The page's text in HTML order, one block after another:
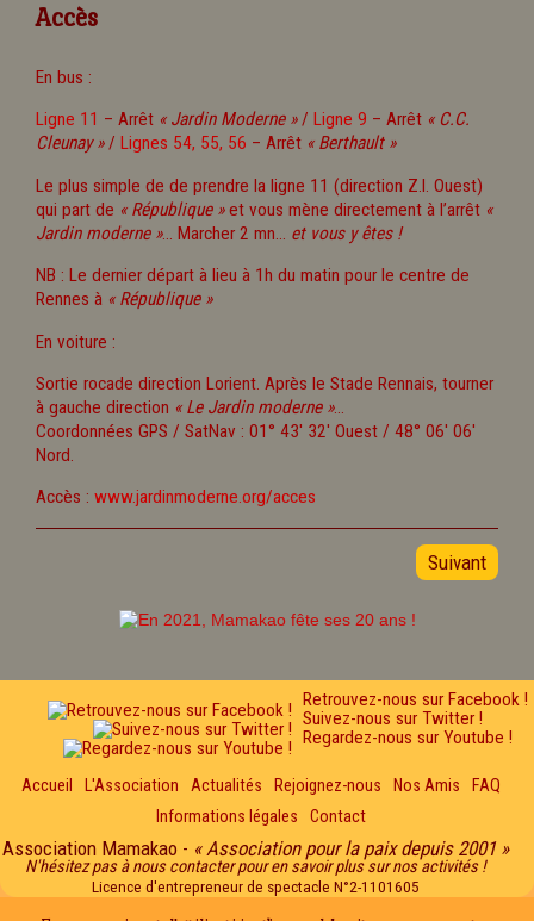
Accès
En bus :
Ligne 11 – Arrêt « Jardin Moderne »/ Ligne 9 – Arrêt « C.C.
Cleunay »/ Lignes 54, 55, 56 – Arrêt « Berthault »
Le plus simple de de prendre la ligne 11 (direction Z.I. Ouest)
qui part de « République »et vous mène directement à l’arrêt «
Jardin moderne »… Marcher 2 mn... et vous y êtes !
NB : Le dernier départ à lieu à 1h du matin pour le centre de
Rennes à « République »
En voiture :
Sortie rocade direction Lorient. Après le Stade Rennais, tourner
à gauche direction « Le Jardin moderne »…
Coordonnées GPS / SatNav : 01° 43′ 32′ Ouest / 48° 06′ 06′
Nord.
Accès : www.jardinmoderne.org/acces
Suivant
Retrouvez-nous sur Facebook !
Suivez-nous sur Twitter !
Regardez-nous sur Youtube !
Accueil L'Association Actualités Rejoignez-nous Nos Amis
FAQ
Informations légales
Contact
Association Mamakao - « Association pour la paix depuis 2001 »
N'hésitez pas à nous contacter pour en savoir plus sur nos activités !
Licence d'entrepreneur de spectacle N°2-1101605